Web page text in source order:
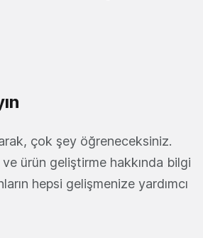
çok şey öğreneceksiniz.
ürün geliştirme hakkında bilgi
hepsi gelişmenize yardımcı